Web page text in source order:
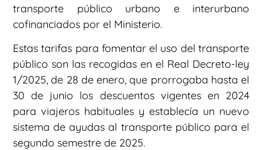
transporte público urbano e interurbano
cofinanciados por el Ministerio.
Estas tarifas para fomentar el uso del transporte
público son las recogidas en el Real Decreto-ley
1/2025, de 28 de enero, que prorrogaba hasta el
30 de junio los descuentos vigentes en 2024
para viajeros habituales y establecía un nuevo
sistema de ayudas al transporte público para el
segundo semestre de 2025.